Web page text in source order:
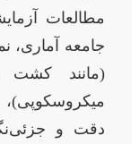
مطالعات
جامعه آماری،
دقت و